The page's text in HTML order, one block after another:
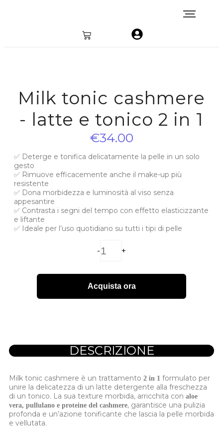
Milk tonic cashmere
- latte e tonico 2 in 1
€34.00
✅ Deterge e tonifica delicatamente la pelle in un solo
gesto
✅ Rimuove efficacemente anche il make-up più
resistente
✅ Dona morbidezza e luminosità al viso senza
appesantire
✅ Contrasta i segni del tempo con effetto elasticizzante
e liftante
✅ Ideale per l’uso quotidiano su tutti i tipi di pelle
- +
Acquista ora
DESCRIZIONE
Milk tonic cashmere è un trattamento 2 in 1 formulato per
unire la delicatezza di un latte detergente alla freschezza
di un tonico. La sua texture morbida, arricchita con aloe
vera, pullulano e proteine del cashmere, garantisce una pulizia
profonda e un’azione tonificante che lascia la pelle morbida
e vellutata.